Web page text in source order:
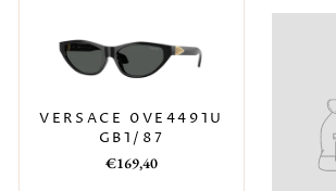
VERSACE 0VE4491U
GB1/87
Prezzo
Prezzo
€169,40